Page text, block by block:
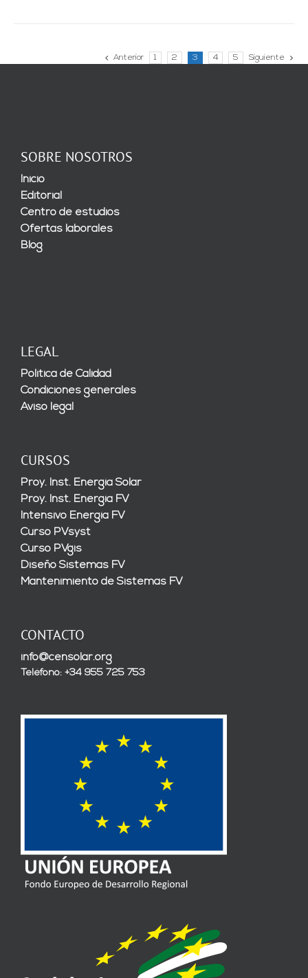
Anterior 1 2 3 4 5 Siguiente
SOBRE NOSOTROS
Inicio
Editorial
Centro de estudios
Ofertas laborales
Blog
LEGAL
Política de Calidad
Condiciones generales
Aviso legal
CURSOS
Proy. Inst. Energía Solar
Proy. Inst. Energía FV
Intensivo Energía FV
Curso PVsyst
Curso PVgis
Diseño Sistemas FV
Mantenimiento de Sistemas FV
CONTACTO
info@censolar.org
Teléfono: +34 955 725 753